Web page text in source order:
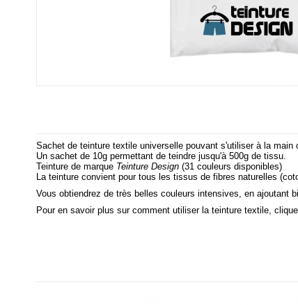
Sachet de teinture textile universelle pouvant s'utiliser à la main
Un sachet de 10g permettant de teindre jusqu'à 500g de tissu.
Teinture de marque Teinture Design (31 couleurs disponibles)
La teinture convient pour tous les tissus de fibres naturelles
Vous obtiendrez de très belles couleurs intensives, en ajoutant
Pour en savoir plus sur comment utiliser la teinture textile,